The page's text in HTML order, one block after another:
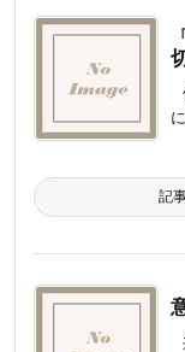
記